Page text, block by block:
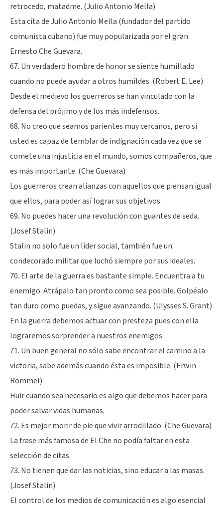
retrocedo, matadme. (Julio Antonio Mella)
Esta cita de Julio Antonio Mella (fundador del partido
comunista cubano) fue muy popularizada por el gran
Ernesto Che Guevara.
67. Un verdadero hombre de honor se siente humillado
cuando no puede ayudar a otros humildes. (Robert E. Lee)
Desde el medievo los guerreros se han vinculado con la
defensa del prójimo y de los más indefensos.
68. No creo que seamos parientes muy cercanos, pero si
usted es capaz de temblar de indignación cada vez que se
comete una injusticia en el mundo, somos compañeros, que
es más importante. (Che Guevara)
Los guerreros crean alianzas con aquellos que piensan igual
que ellos, para poder así lograr sus objetivos.
69. No puedes hacer una revolución con guantes de seda.
(Josef Stalin)
Stalin no solo fue un líder social, también fue un
condecorado militar que luchó siempre por sus ideales.
70. El arte de la guerra es bastante simple. Encuentra a tu
enemigo. Atrápalo tan pronto como sea posible. Golpéalo
tan duro como puedas, y sigue avanzando. (Ulysses S. Grant)
En la guerra debemos actuar con presteza pues con ella
lograremos sorprender a nuestros enemigos.
71. Un buen general no sólo sabe encontrar el camino a la
victoria, sabe además cuando ésta es imposible. (Erwin
Rommel)
Huir cuando sea necesario es algo que debemos hacer para
poder salvar vidas humanas.
72. Es mejor morir de pie que vivir arrodillado. (Che Guevara)
La frase más famosa de El Che no podía faltar en esta
selección de citas.
73. No tienen que dar las noticias, sino educar a las masas.
(Josef Stalin)
El control de los medios de comunicación es algo esencial